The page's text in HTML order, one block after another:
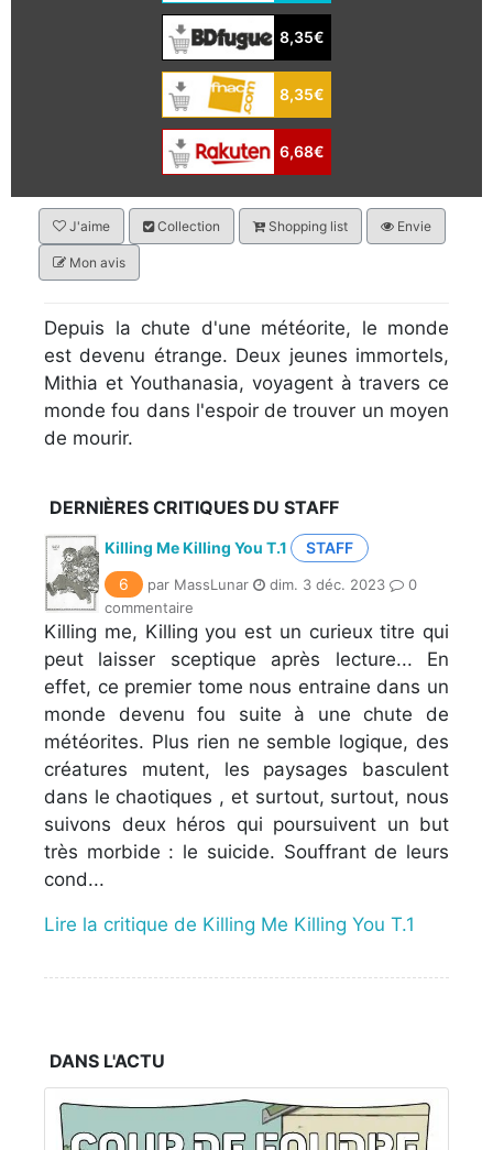
8,35€
8,35€
6,68€
J'aime Collection Shopping list Envie
Mon avis
Depuis la chute d'une météorite, le monde
est devenu étrange. Deux jeunes immortels,
Mithia et Youthanasia, voyagent à travers ce
monde fou dans l'espoir de trouver un moyen
de mourir.
DERNIÈRES CRITIQUES DU STAFF
Killing Me Killing You T.1
STAFF
6
par MassLunar dim. 3 déc. 2023
0
commentaire
Killing me, Killing you est un curieux titre qui
peut laisser sceptique après lecture... En
effet, ce premier tome nous entraine dans un
monde devenu fou suite à une chute de
météorites. Plus rien ne semble logique, des
créatures mutent, les paysages basculent
dans le chaotiques , et surtout, surtout, nous
suivons deux héros qui poursuivent un but
très morbide : le suicide. Souffrant de leurs
cond...
Lire la critique de Killing Me Killing You T.1
DANS L'ACTU